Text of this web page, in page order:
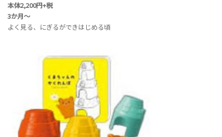
本体2,200円+税
3か月～
よく見る、にぎるができはじめる頃